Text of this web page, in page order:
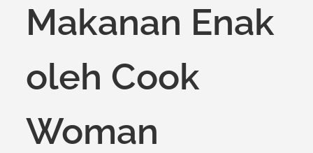
Makanan Enak
oleh Cook
Woman